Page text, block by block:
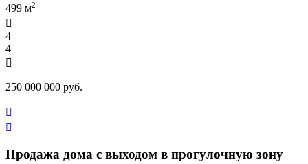
499 м2

4
4

250 000 000 руб.


Продажа дома с выходом в прогулочную зону